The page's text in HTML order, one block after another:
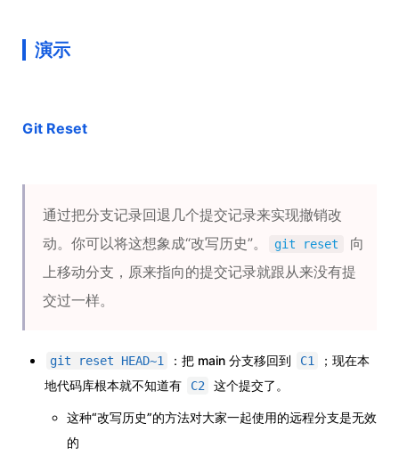
演示
Git Reset
通过把分支记录回退几个提交记录来实现撤销改
动。你可以将这想象成“改写历史”。
git reset
向
上移动分支，原来指向的提交记录就跟从来没有提
交过一样。
git reset HEAD~1 ：把 main 分支移回到 C1
；现在本
地代码库根本就不知道有
C2 这个提交了。
这种“改写历史”的方法对大家一起使用的远程分支是无效
的